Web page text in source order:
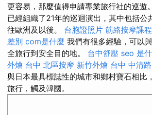
更容易，那麼值得申請專業旅行社的巡遊
已經組織了21年的巡迴演出，其中包括公
往歐洲及以後。 台胞證照片 筋絡按摩課程
差別 com是什麼 我們有很多經驗，可以
全旅行到安全目的地。 台中舒壓 seo 是
外燴 台中 北區按摩 新竹外燴 台中 中清
與日本最具標誌性的城市和鄉村寶石相比
旅行，觸及韓國。